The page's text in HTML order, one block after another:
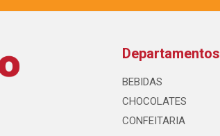
Departamentos
BEBIDAS
CHOCOLATES
CONFEITARIA